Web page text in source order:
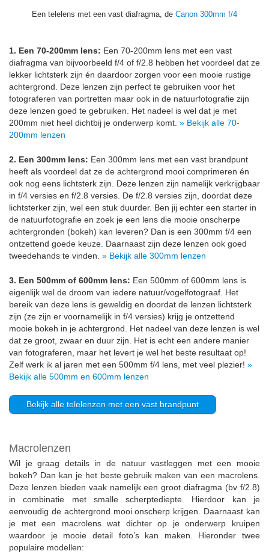
Een telelens met een vast diafragma, de Canon 300mm f/4
1. Een 70-200mm lens: Een 70-200mm lens met een vast
diafragma van bijvoorbeeld f/4 of f/2.8 hebben het voordeel dat ze
lekker lichtsterk zijn én daardoor zorgen voor een mooie rustige
achtergrond. Deze lenzen zijn perfect te gebruiken voor het
fotograferen van portretten maar ook in de natuurfotografie zijn
deze lenzen goed te gebruiken. Het nadeel is wel dat je met
200mm niet heel dichtbij je onderwerp komt. » Bekijk alle 70-
200mm lenzen
2. Een 300mm lens: Een 300mm lens met een vast brandpunt
heeft als voordeel dat ze de achtergrond mooi comprimeren én
ook nog eens lichtsterk zijn. Deze lenzen zijn namelijk verkrijgbaar
in f/4 versies en f/2.8 versies. De f/2.8 versies zijn, doordat deze
lichtsterker zijn, wel een stuk duurder. Ben jij echter een starter in
de natuurfotografie en zoek je een lens die mooie onscherpe
achtergronden (bokeh) kan leveren? Dan is een 300mm f/4 een
ontzettend goede keuze. Daarnaast zijn deze lenzen ook goed
tweedehands te vinden. » Bekijk alle 300mm lenzen
3. Een 500mm of 600mm lens: Een 500mm of 600mm lens is
eigenlijk wel de droom van iedere natuur/vogelfotograaf. Het
bereik van deze lens is geweldig en doordat de lenzen lichtsterk
zijn (ze zijn er voornamelijk in f/4 versies) krijg je ontzettend
mooie bokeh in je achtergrond. Het nadeel van deze lenzen is wel
dat ze groot, zwaar en duur zijn. Het is echt een andere manier
van fotograferen, maar het levert je wel het beste resultaat op!
Zelf werk ik al jaren met een 500mm f/4 lens, met veel plezier! »
Bekijk alle 500mm en 600mm lenzen
Bekijk alle telelenzen met een vast brandpunt
Macrolenzen
Wil je graag details in de natuur vastleggen met een mooie
bokeh? Dan kan je het beste gebruik maken van een macrolens.
Deze lenzen bieden vaak namelijk een groot diafragma (bv f/2.8)
in combinatie met smalle scherptediepte. Hierdoor kan je
eenvoudig de achtergrond mooi onscherp krijgen. Daarnaast kan
je met een macrolens wat dichter op je onderwerp kruipen
waardoor je mooie detail foto’s kan maken. Hieronder twee
populaire modellen: